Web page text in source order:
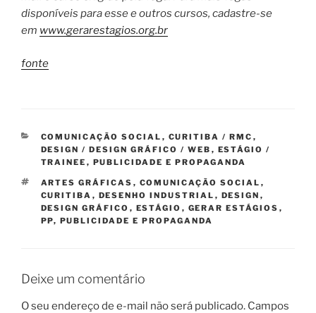
disponíveis para esse e outros cursos, cadastre-se
em www.gerarestagios.org.br
fonte
CATEGORIAS
COMUNICAÇÃO SOCIAL , CURITIBA / RMC ,
DESIGN / DESIGN GRÁFICO / WEB , ESTÁGIO /
TRAINEE , PUBLICIDADE E PROPAGANDA
TAGS
ARTES GRÁFICAS , COMUNICAÇÃO SOCIAL ,
CURITIBA , DESENHO INDUSTRIAL , DESIGN ,
DESIGN GRÁFICO , ESTÁGIO , GERAR ESTÁGIOS ,
PP, PUBLICIDADE E PROPAGANDA
Deixe um comentário
O seu endereço de e-mail não será publicado. Campos